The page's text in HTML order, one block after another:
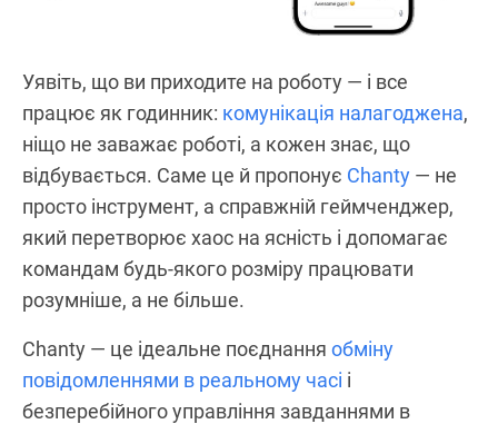
Уявіть, що ви приходите на роботу — і все
працює як годинник: комунікація налагоджена,
ніщо не заважає роботі, а кожен знає, що
відбувається. Саме це й пропонує Chanty — не
просто інструмент, а справжній геймченджер,
який перетворює хаос на ясність і допомагає
командам будь-якого розміру працювати
розумніше, а не більше.
Chanty — це ідеальне поєднання обміну
повідомленнями в реальному часі і
безперебійного управління завданнями в